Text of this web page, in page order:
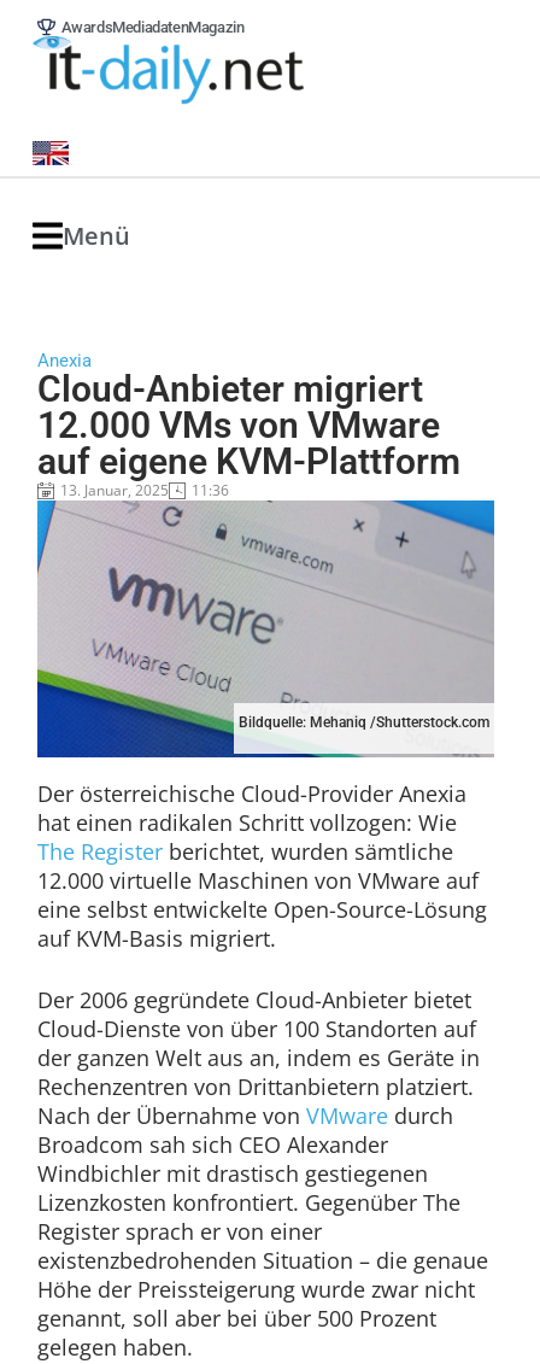
AwardsMediadatenMagazin
Menü
Anexia
Cloud-Anbieter migriert
12.000 VMs von VMware
auf eigene KVM-Plattform
13. Januar, 2025 11:36
Bildquelle: Mehaniq /Shutterstock.com
Der österreichische Cloud-Provider Anexia
hat einen radikalen Schritt vollzogen: Wie
The Registerberichtet, wurden sämtliche
12.000 virtuelle Maschinen von VMware auf
eine selbst entwickelte Open-Source-Lösung
auf KVM-Basis migriert.
Der 2006 gegründete Cloud-Anbieter bietet
Cloud-Dienste von über 100 Standorten auf
der ganzen Welt aus an, indem es Geräte in
Rechenzentren von Drittanbietern platziert.
Nach der Übernahme von VMwaredurch
Broadcom sah sich CEO Alexander
Windbichler mit drastisch gestiegenen
Lizenzkosten konfrontiert. Gegenüber The
Register sprach er von einer
existenzbedrohenden Situation – die genaue
Höhe der Preissteigerung wurde zwar nicht
genannt, soll aber bei über 500 Prozent
gelegen haben.